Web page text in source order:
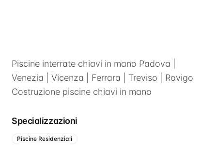
Piscine interrate chiavi in mano Padova |
Venezia | Vicenza | Ferrara | Treviso | Rovigo
Costruzione piscine chiavi in mano
Specializzazioni
Piscine Residenziali